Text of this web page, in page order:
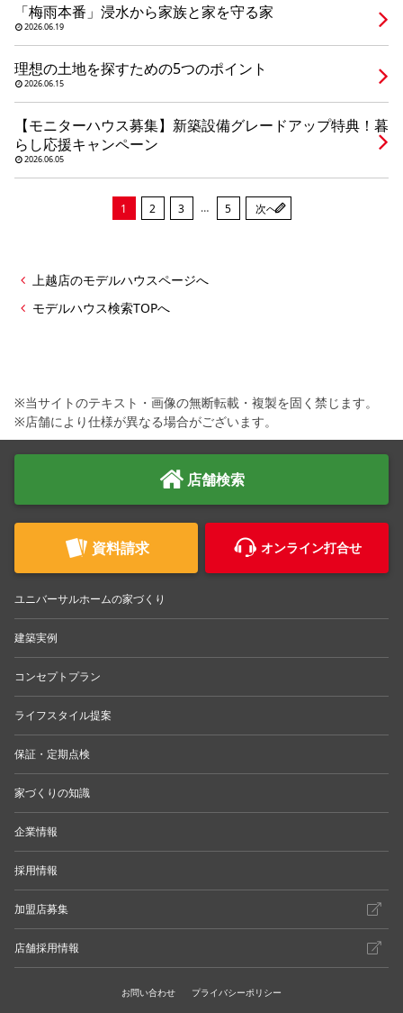
お問い合わせ
「梅雨本番」浸水から家族と家を守る家
2026.06.19
理想の土地を探すための5つのポイント
2026.06.15
【モニターハウス募集】新築設備グレードアップ特典！暮
らし応援キャンペーン
2026.06.05
1 2 3 … 5 次へ
上越店のモデルハウスページへ
モデルハウス検索TOPへ
※当サイトのテキスト・画像の無断転載・複製を固く禁じます。
※店舗により仕様が異なる場合がございます。
店舗検索
資料請求 オンライン打合せ
ユニバーサルホームの家づくり
建築実例
コンセプトプラン
ライフスタイル提案
保証・定期点検
家づくりの知識
企業情報
採用情報
加盟店募集
店舗採用情報
お問い合わせ プライバシーポリシー